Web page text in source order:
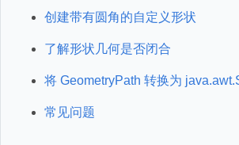
创建带有圆角的自定义形状
了解形状几何是否闭合
将 GeometryPath 转换为
常见问题